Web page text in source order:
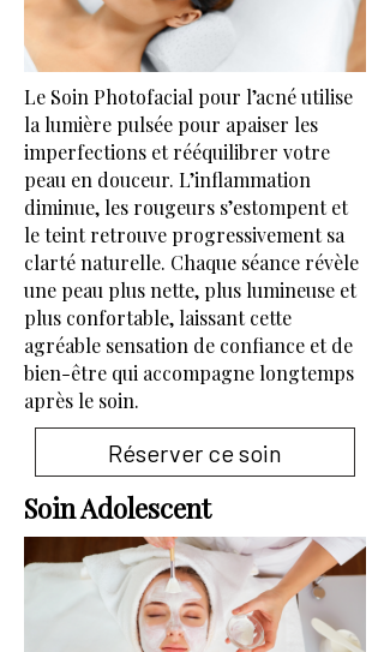
Le Soin Photofacial pour l’acné utilise
la lumière pulsée pour apaiser les
imperfections et rééquilibrer votre
peau en douceur. L’inflammation
diminue, les rougeurs s’estompent et
le teint retrouve progressivement sa
clarté naturelle. Chaque séance révèle
une peau plus nette, plus lumineuse et
plus confortable, laissant cette
agréable sensation de confiance et de
bien-être qui accompagne longtemps
après le soin.
Réserver ce soin
Soin Adolescent